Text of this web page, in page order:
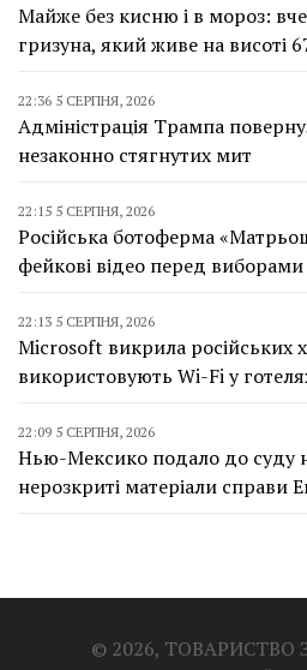
Майже без кисню і в мороз:
гризуна, який живе на висоті
22:36 5 СЕРПНЯ, 2026
Адміністрація Трампа
незаконно стягнутих мит
22:15 5 СЕРПНЯ, 2026
Російська ботоферма
фейкові відео перед
22:13 5 СЕРПНЯ, 2026
Microsoft викрила російських
використовують Wi-Fi у
22:09 5 СЕРПНЯ, 2026
Нью-Мексико подало до суду
нерозкриті матеріали справи
© 2026,